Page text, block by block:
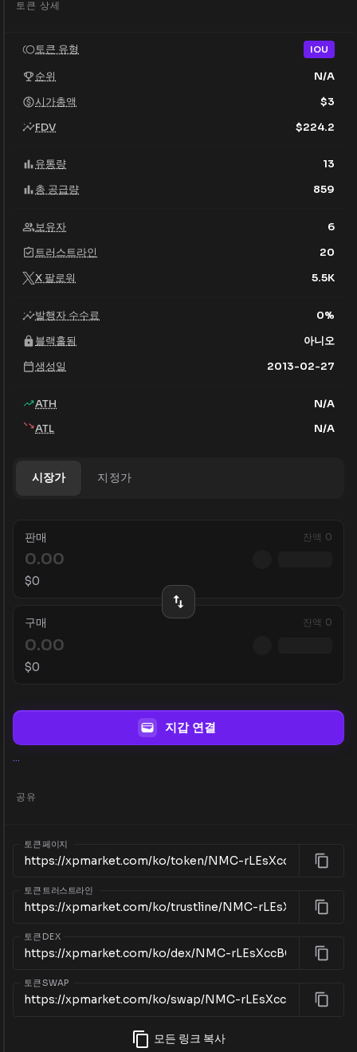
토큰 상세
토큰 유형 IOU
순위
N/A
시가총액
$3
FDV
$224.2
유통량
13
총 공급량
859
보유자
6
트러스트라인
20
X 팔로워
5.5K
발행자 수수료 0%
블랙홀됨
아니오
생성일
2013-02-27
ATH
N/A
ATL
N/A
시장가 지정가
판매 잔액 0
$0
구매 잔액 0
$0
지갑 연결
...
공유
토큰 페이지
토큰 트러스트라인
토큰 DEX
토큰 SWAP
모든 링크 복사